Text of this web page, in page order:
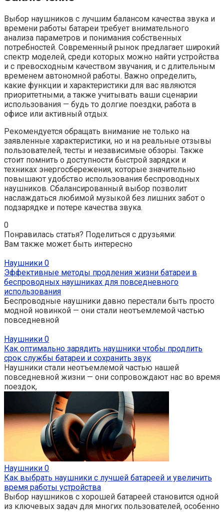
Выбор наушников с лучшим балансом качества звука и
времени работы батареи требует внимательного
анализа параметров и понимания собственных
потребностей. Современный рынок предлагает широкий
спектр моделей, среди которых можно найти устройства
и с превосходным качеством звучания, и с длительным
временем автономной работы. Важно определить,
какие функции и характеристики для вас являются
приоритетными, а также учитывать ваши сценарии
использования — будь то долгие поездки, работа в
офисе или активный отдых.
Рекомендуется обращать внимание не только на
заявленные характеристики, но и на реальные отзывы
пользователей, тесты и независимые обзоры. Также
стоит помнить о доступности быстрой зарядки и
техниках энергосбережения, которые значительно
повышают удобство использования беспроводных
наушников. Сбалансированный выбор позволит
наслаждаться любимой музыкой без лишних забот о
подзарядке и потере качества звука.
0
Понравилась статья? Поделиться с друзьями:
Вам также может быть интересно
Наушники 0
Эффективные методы продления жизни батареи в
беспроводных наушниках для повседневного
использования
Беспроводные наушники давно перестали быть просто
модной новинкой — они стали неотъемлемой частью
повседневной
Наушники 0
Как оптимально зарядить наушники чтобы продлить
срок службы батареи и сохранить звук
Наушники стали неотъемлемой частью нашей
повседневной жизни — они сопровождают нас во время
поездок,
Наушники 0
Как выбрать наушники с лучшей батареей и увеличить
время работы устройства
Выбор наушников с хорошей батареей становится одной
из ключевых задач для многих пользователей, особенно